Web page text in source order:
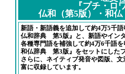
『プチ・ロ
仏和（第5版）・和
新語・新語義を追加して約4万5千
仏和辞典 第5版』と、新語やイン
各種専門語を補強して約4万6千語
和仏辞典 第3版』をセットにした
さらに、ネイティブ発音や図版、
富に収録しています。